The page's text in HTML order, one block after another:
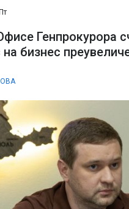
Генпрокурора
на бизнес